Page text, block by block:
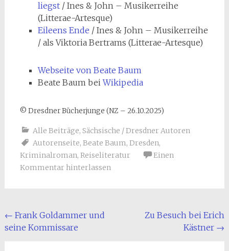
liegst/ Ines & John – Musikerreihe
(Litterae-Artesque)
Eileens Ende / Ines & John – Musikerreihe
/ als Viktoria Bertrams (Litterae-Artesque)
Webseite von Beate Baum
Beate Baum beiWikipedia
© Dresdner Bücherjunge (NZ – 26.10.2025)
Alle Beiträge, Sächsische / Dresdner Autoren
Autorenseite, Beate Baum, Dresden,
Kriminalroman, Reiseliteratur
Einen
Kommentar hinterlassen
Beitragsnavigation
← Frank Goldammer und
seine Kommissare
Zu Besuch bei Erich
Kästner →